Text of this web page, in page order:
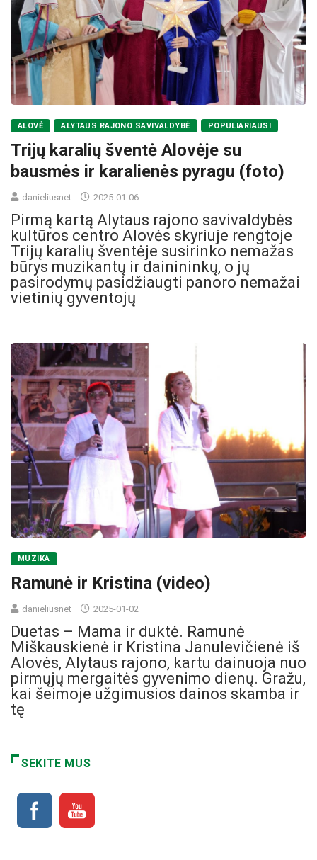
ALOVĖ ALYTAUS RAJONO SAVIVALDYBĖ POPULIARIAUSI
Trijų karalių šventė Alovėje su
bausmės ir karalienės pyragu (foto)
danieliusnet 2025-01-06
Pirmą kartą Alytaus rajono savivaldybės
kultūros centro Alovės skyriuje rengtoje
Trijų karalių šventėje susirinko nemažas
būrys muzikantų ir dainininkų, o jų
pasirodymų pasidžiaugti panoro nemažai
vietinių gyventojų
MUZIKA
Ramunė ir Kristina (video)
danieliusnet 2025-01-02
Duetas – Mama ir duktė. Ramunė
Miškauskienė ir Kristina Janulevičienė iš
Alovės, Alytaus rajono, kartu dainuoja nuo
pirmųjų mergaitės gyvenimo dienų. Gražu,
kai šeimoje užgimusios dainos skamba ir
tę
SEKITE MUS